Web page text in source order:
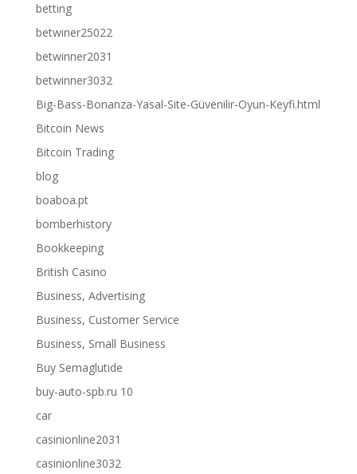
betting
betwiner25022
betwinner2031
betwinner3032
Big-Bass-Bonanza-Yasal-Site-Güvenilir-Oyun-Keyfi.html
Bitcoin News
Bitcoin Trading
blog
boaboa.pt
bomberhistory
Bookkeeping
British Casino
Business, Advertising
Business, Customer Service
Business, Small Business
Buy Semaglutide
buy-auto-spb.ru 10
car
casinionline2031
casinionline3032